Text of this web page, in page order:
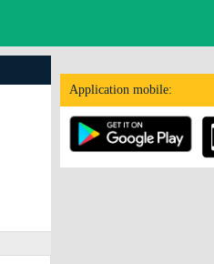
Application mobile: